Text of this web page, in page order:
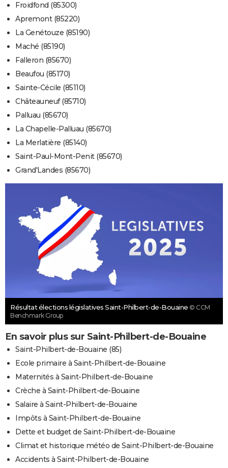
Froidfond (85300)
Apremont (85220)
La Genétouze (85190)
Maché (85190)
Falleron (85670)
Beaufou (85170)
Sainte-Cécile (85110)
Châteauneuf (85710)
Palluau (85670)
La Chapelle-Palluau (85670)
La Merlatière (85140)
Saint-Paul-Mont-Penit (85670)
Grand'Landes (85670)
Résultat élections législatives Saint-Philbert-de-Bouaine © CCM
Benchmark Group
En savoir plus sur Saint-Philbert-de-Bouaine
Saint-Philbert-de-Bouaine (85)
Ecole primaire à Saint-Philbert-de-Bouaine
Maternités à Saint-Philbert-de-Bouaine
Crèche à Saint-Philbert-de-Bouaine
Salaire à Saint-Philbert-de-Bouaine
Impôts à Saint-Philbert-de-Bouaine
Dette et budget de Saint-Philbert-de-Bouaine
Climat et historique météo de Saint-Philbert-de-Bouaine
Accidents à Saint-Philbert-de-Bouaine